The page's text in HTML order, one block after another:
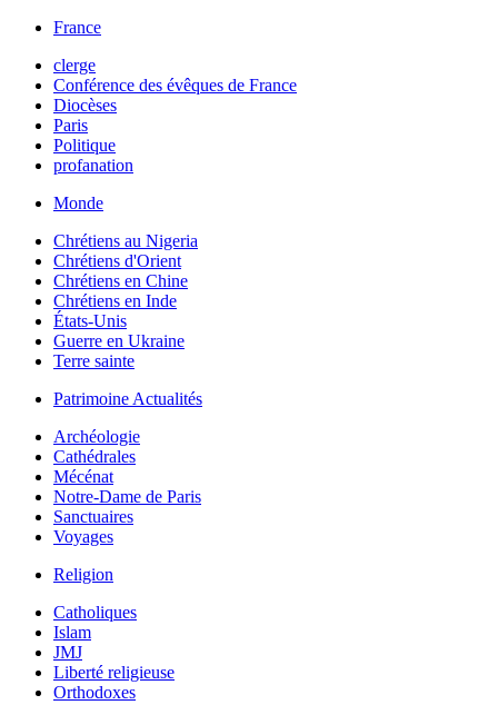
France
clerge
Conférence des évêques de France
Diocèses
Paris
Politique
profanation
Monde
Chrétiens au Nigeria
Chrétiens d'Orient
Chrétiens en Chine
Chrétiens en Inde
États-Unis
Guerre en Ukraine
Terre sainte
Patrimoine Actualités
Archéologie
Cathédrales
Mécénat
Notre-Dame de Paris
Sanctuaires
Voyages
Religion
Catholiques
Islam
JMJ
Liberté religieuse
Orthodoxes